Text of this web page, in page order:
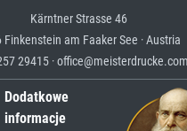
Kärntner Strasse 46
Finkenstein am Faaker See · Austria
29415 · office@meisterdrucke.com
Dodatkowe
informacje